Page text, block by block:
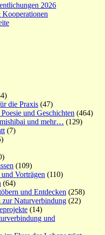
2026
die Praxis (47)
und Geschichten (464)
und mehr… (129)
(7)
(109)
Vorträgen (110)
(64)
und Entdecken (258)
zur Naturverbindung (22)
(14)
und